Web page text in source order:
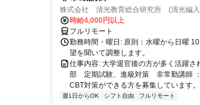
株式会社 清光教育総合研究所 (清光編
時給4,000円以上
フルリモート
勤務時間・曜日: 原則：水曜から日曜
望を聞いて調整します。
仕事内容: 大学退官後の方が多く活躍
部 定期試験、進級対策 非常勤講師
CBT対策ができる方を募集しています
週1日からOK シフト自由 フルリモート